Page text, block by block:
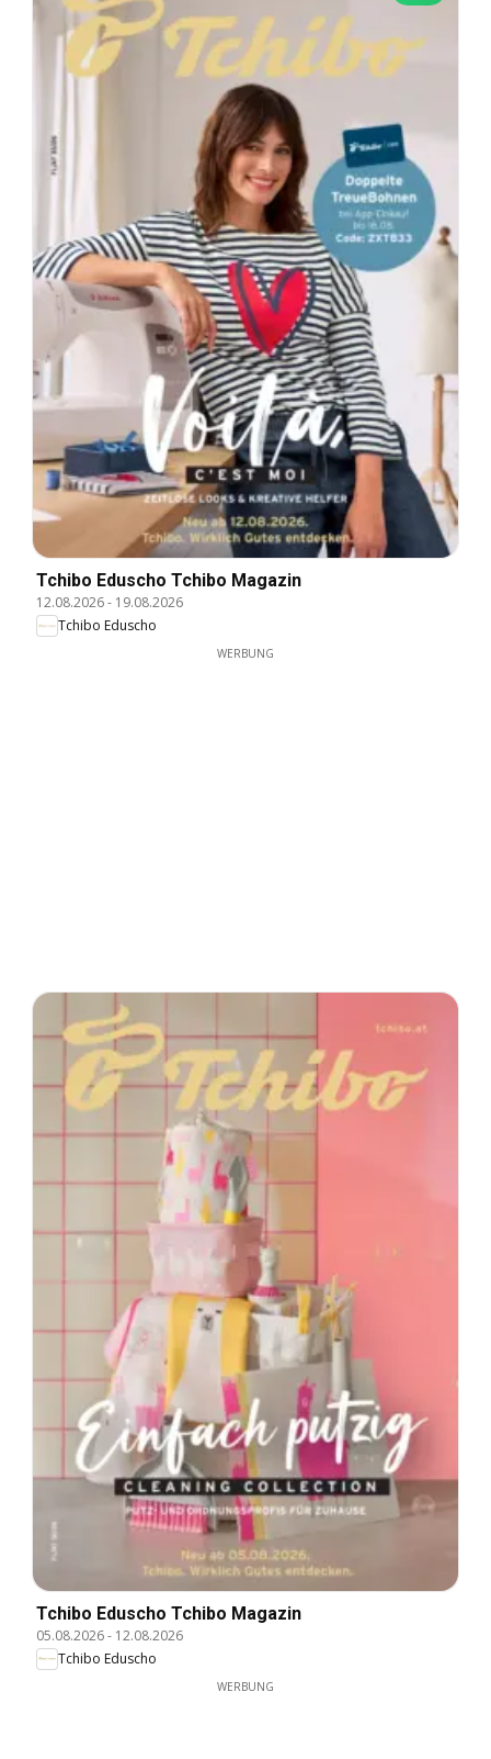
Tchibo Eduscho Tchibo Magazin
12.08.2026- 19.08.2026
Tchibo Eduscho
WERBUNG
Tchibo Eduscho Tchibo Magazin
05.08.2026- 12.08.2026
Tchibo Eduscho
WERBUNG